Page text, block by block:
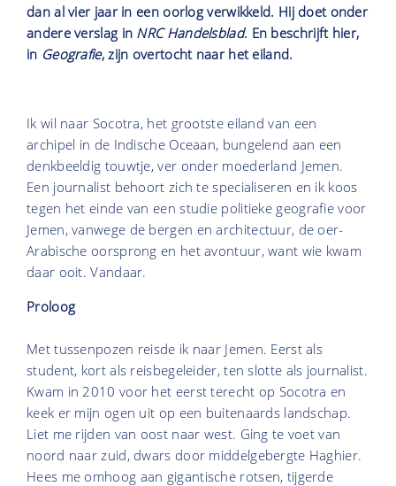
dan al vier jaar in een oorlog verwikkeld. Hij doet onder
andere verslag in NRC Handelsblad. En beschrijft hier,
in Geografie, zijn overtocht naar het eiland.
Ik wil naar Socotra, het grootste eiland van een
archipel in de Indische Oceaan, bungelend aan een
denkbeeldig touwtje, ver onder moederland Jemen.
Een journalist behoort zich te specialiseren en ik koos
tegen het einde van een studie politieke geografie voor
Jemen, vanwege de bergen en architectuur, de oer-
Arabische oorsprong en het avontuur, want wie kwam
daar ooit. Vandaar.
Proloog
Met tussenpozen reisde ik naar Jemen. Eerst als
student, kort als reisbegeleider, ten slotte als journalist.
Kwam in 2010 voor het eerst terecht op Socotra en
keek er mijn ogen uit op een buitenaards landschap.
Liet me rijden van oost naar west. Ging te voet van
noord naar zuid, dwars door middelgebergte Haghier.
Hees me omhoog aan gigantische rotsen, tijgerde